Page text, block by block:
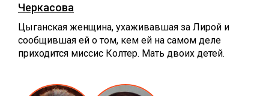
Черкасова
Цыганская женщина, ухаживавшая за Лирой и
сообщившая ей о том, кем ей на самом деле
приходится миссис Колтер. Мать двоих детей.